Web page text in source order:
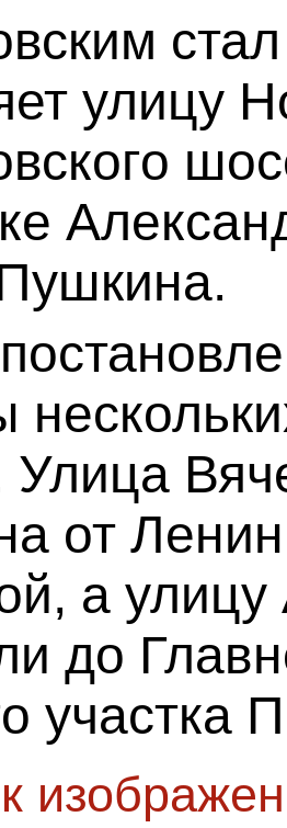
улицу
Улица
от
а
до
участка